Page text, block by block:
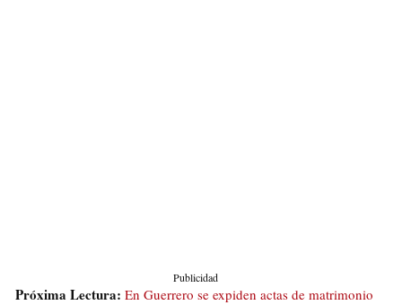
Publicidad
Próxima Lectura: En Guerrero se expiden actas de matrimonio